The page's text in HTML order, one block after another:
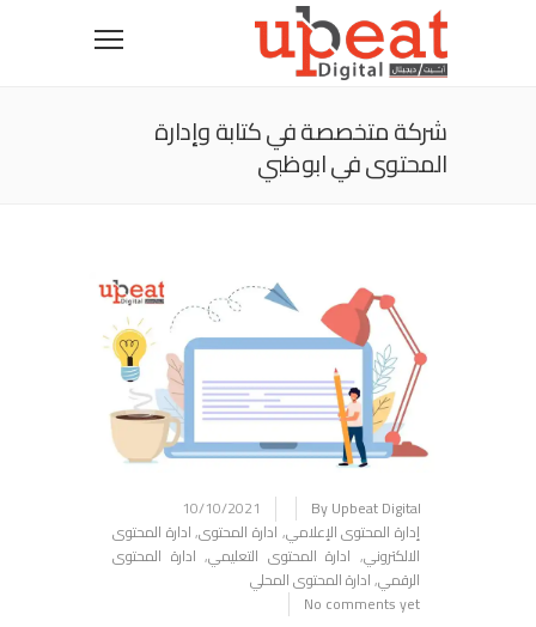
شركة متخصصة في كتابة وإدارة
المحتوى في ابوظبي
10/10/2021 By Upbeat Digital
No comments yet
إدارة المحتوى الإعلامي, ادارة المحتوى,ادارة المحتوى
الالكتروني, ادارة المحتوى التعليمي, ادارة المحتوى
الرقمي,ادارة المحتوى المحلي